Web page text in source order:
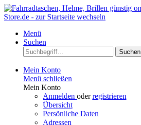
Menü
Suchen
Suchen
Mein Konto
Menü schließen
Mein Konto
Anmelden oderregistrieren
Übersicht
Persönliche Daten
Adressen